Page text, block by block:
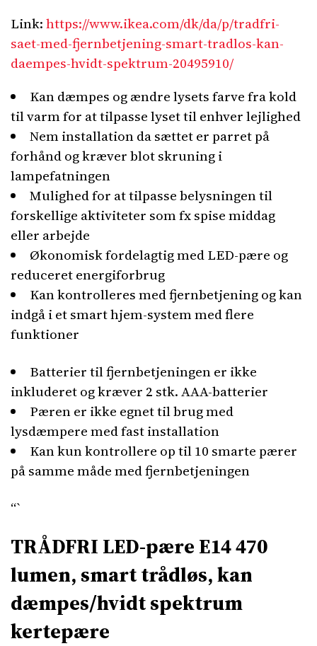
Link:https://www.ikea.com/dk/da/p/tradfri-
saet-med-fjernbetjening-smart-tradlos-kan-
daempes-hvidt-spektrum-20495910/
Kan dæmpes og ændre lysets farve fra kold
til varm for at tilpasse lyset til enhver lejlighed
Nem installation da sættet er parret på
forhånd og kræver blot skruning i
lampefatningen
Mulighed for at tilpasse belysningen til
forskellige aktiviteter som fx spise middag
eller arbejde
Økonomisk fordelagtig med LED-pære og
reduceret energiforbrug
Kan kontrolleres med fjernbetjening og kan
indgå i et smart hjem-system med flere
funktioner
Batterier til fjernbetjeningen er ikke
inkluderet og kræver 2 stk. AAA-batterier
Pæren er ikke egnet til brug med
lysdæmpere med fast installation
Kan kun kontrollere op til 10 smarte pærer
på samme måde med fjernbetjeningen
“`
TRÅDFRI LED-pære E14 470
lumen, smart trådløs, kan
dæmpes/hvidt spektrum
kertepære